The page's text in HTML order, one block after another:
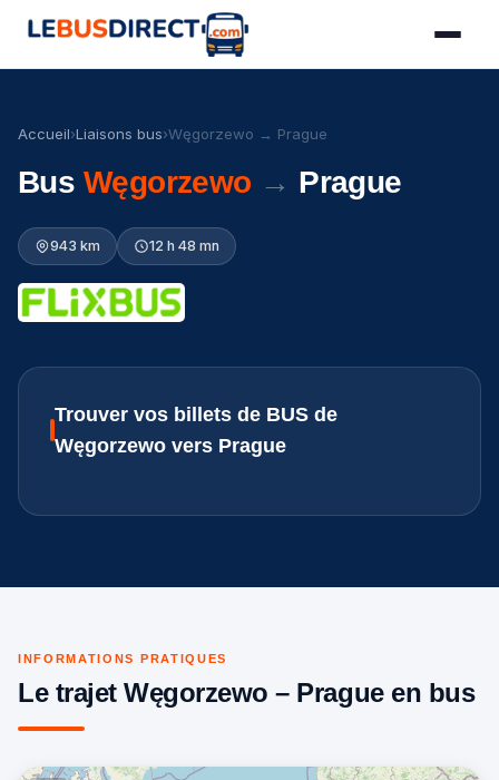
Accueil›Liaisons bus›Węgorzewo → Prague
Bus Węgorzewo → Prague
943 km 12 h 48 mn
Trouver vos billets de BUS de
Węgorzewo vers Prague
INFORMATIONS PRATIQUES
Le trajet Węgorzewo – Prague en bus